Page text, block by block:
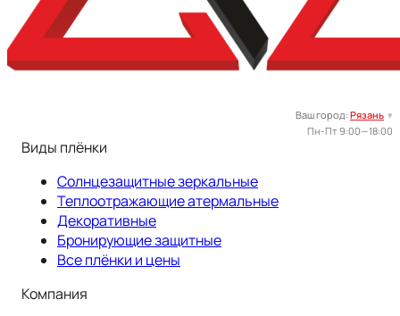
Ваш город: Рязань ▾
Пн-Пт 9:00—18:00
Виды плёнки
Солнцезащитные зеркальные
Теплоотражающие атермальные
Декоративные
Бронирующие защитные
Все плёнки и цены
Компания